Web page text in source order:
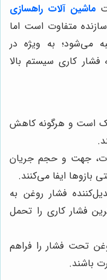
ماشین آلات راهسازی
متفاوت است اما
می‌شود؛ به ویژه در
فشار کاری سیستم بالا
است و هرگونه کاهش
جهت و حجم جریان
بازوها ایفا می‌کنند.
فشار روغن به
فشار کاری را تحمل
تحت فشار را فراهم
باشند.